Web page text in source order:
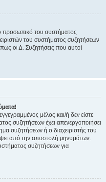
προσωπικό του συστήματος
του συστήματος συζητήσεων
οι Δ. Συζητήσεις που αυτοί
μέλος και/ή δεν είστε
συζητήσεων έχει απενεργοποιήσει
συζητήσεων ή ο διαχειριστής του
από την αποστολή μηνυμάτων.
συζητήσεων για